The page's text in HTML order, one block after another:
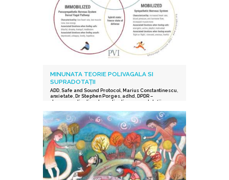
MINUNATA TEORIE POLIVAGALA SI
SUPRADOTAȚII
ADD, Safe and Sound Protocol Marius Constantinescu
anxietate Dr Stephen Porges, adhd DPDR –
depersonalization derealization
supradotații.
supraexcitabilitate supradotati,Protocolul Safe and
Sound
,procesarea senzorială și auditorie
supradotati,Editura Herald,teoria polivagala,
Vindecare in ritmul tau,TSA